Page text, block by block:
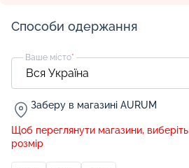
Способи одержання
Ваше місто*
Заберу в магазині AURUM
Щоб переглянути магазини, виберіть
розмір